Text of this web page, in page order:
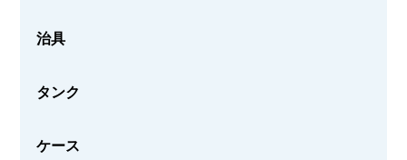
治具
タンク
ケース